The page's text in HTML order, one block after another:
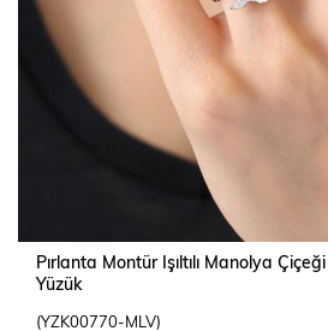
Pırlanta Montür Işıltılı Manolya
Yüzük
(YZK00770-MLV)